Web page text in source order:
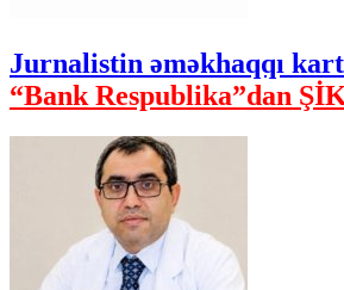
Jurnalistin əməkhaqqı
“Bank Respublika”dan